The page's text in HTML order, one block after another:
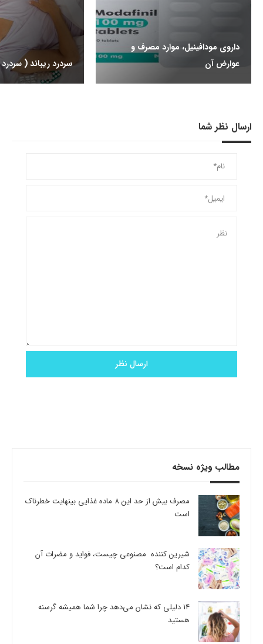
داروی مودافینیل، موارد مصرف و
عوارض آن
سردرد ریباند (
ارسال نظر شما
مطالب ویژه نسخه
مصرف بیش از حد این 8 ماده غذایی بینهایت خطرناک
است
شیرین کننده مصنوعی چیست، فواید و مضرات آن
کدام است؟
14 دلیلی که نشان می‌دهد چرا شما همیشه گرسنه
هستید